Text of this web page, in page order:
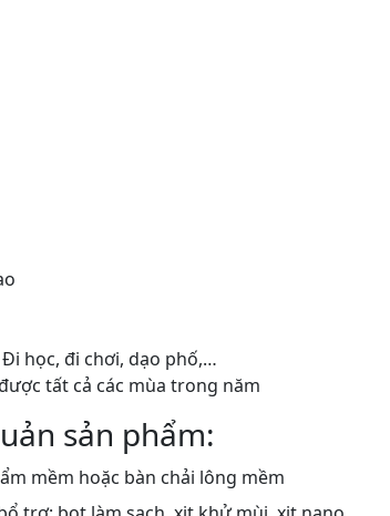
học, đi chơi, dạo phố,…
tất cả các mùa trong năm
sản phẩm:
mềm hoặc bàn chải lông mềm